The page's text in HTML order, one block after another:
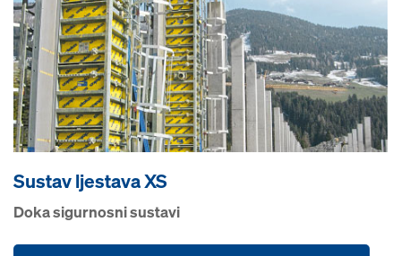
Sustav ljestava XS
Doka sigurnosni sustavi